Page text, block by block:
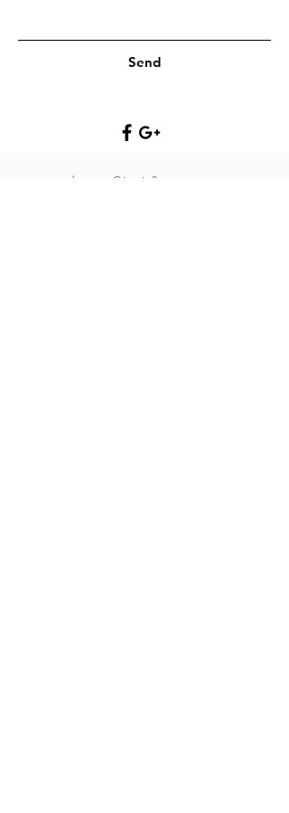
Send
dr.ssa Giusi Scopacasa